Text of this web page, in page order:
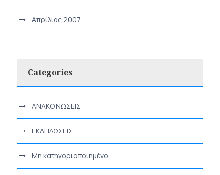
Απρίλιος 2007
Categories
ΑΝΑΚΟΙΝΩΣΕΙΣ
ΕΚΔΗΛΩΣΕΙΣ
Μη κατηγοριοποιημένο